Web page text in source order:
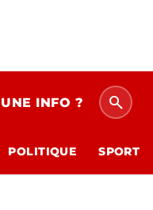
UNE INFO ? search
POLITIQUE SPORT